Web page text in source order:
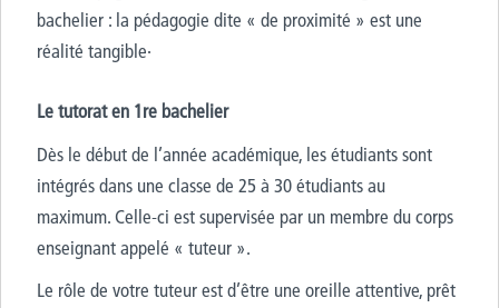
bachelier : la pédagogie dite « de proximité » est une
réalité tangible·
Le tutorat en 1re bachelier
Dès le début de l’année académique, les étudiants sont
intégrés dans une classe de 25 à 30 étudiants au
maximum. Celle-ci est supervisée par un membre du corps
enseignant appelé « tuteur ».
Le rôle de votre tuteur est d’être une oreille attentive, prêt